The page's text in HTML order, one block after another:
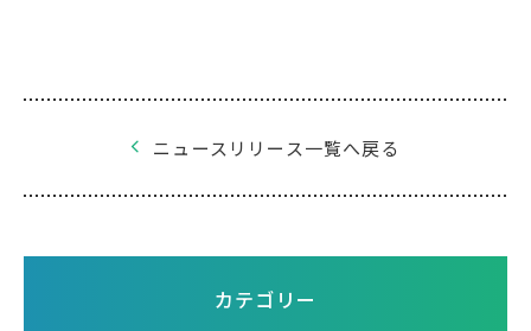
ニュースリリース一覧へ戻る
カテゴリー